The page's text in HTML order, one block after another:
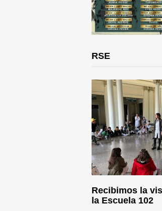
RSE
Recibimos la
la Escuela 102